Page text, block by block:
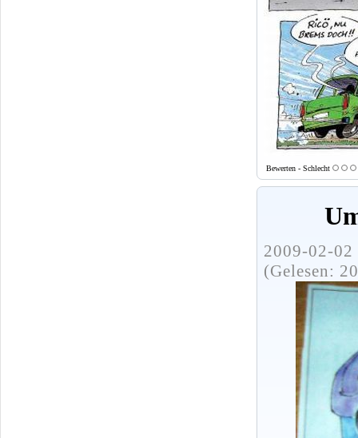
Bewerten - Schlecht
2009-02-
(Gelesen: